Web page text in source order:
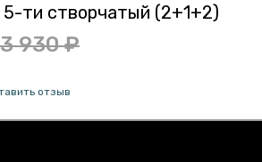
ти створчатый (2+1+2)
930 ₽
отзыв